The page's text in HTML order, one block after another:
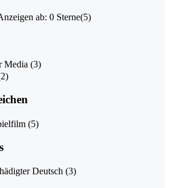
ab: 0 Sterne(5)
Media (3)
(5)
Deutsch (3)